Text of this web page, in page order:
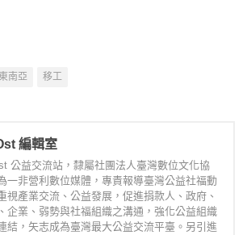
東南亞 移工
編輯室
公益交流站，隸屬社團法人臺灣數位文化協
一非營利數位媒體，專責報導臺灣公益社福動
視產業交流、公益發展，促進捐款人、政府、
企業、弱勢與社福組織之溝通，強化公益組織
結，矢志成為臺灣最大公益交流平臺。另引進